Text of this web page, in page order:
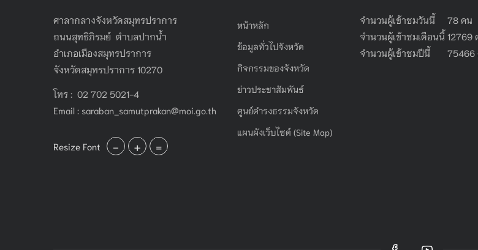
ศาลากลางจังหวัดสมุทรปราการ
ถนนสุทธิภิรมย์ ตำบลปากน้ำ
อำเภอเมืองสมุทรปราการ
จังหวัดสมุทรปราการ 10270
โทร : 02 702 5021-4
Email : saraban_samutprakan@moi.go.th
Resize Font - + =
หน้าหลัก
ข้อมูลทั่วไปจังหวัด
กิจกรรมของจังหวัด
ข่าวประชาสัมพันธ์
ศูนย์ดำรงธรรมจังหวัด
แผนผังเว็บไซต์ (Site Map)
จำนวนผู้เข้าชมวันนี้ 78 คน
จำนวนผู้เข้าชมเดือนนี้ 12769
จำนวนผู้เข้าชมปีนี้ 75466